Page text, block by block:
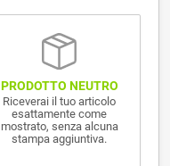
PRODOTTO NEUTRO
Riceverai il tuo articolo
esattamente come
mostrato, senza alcuna
stampa aggiuntiva.